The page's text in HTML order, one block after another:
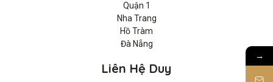
Quận 1
Nha Trang
Hồ Tràm
Đà Nẵng
Liên Hệ Duy
→